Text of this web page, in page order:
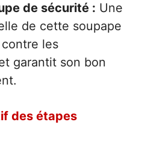
de sécurité : Une
de cette soupape
les
garantit son bon
des étapes